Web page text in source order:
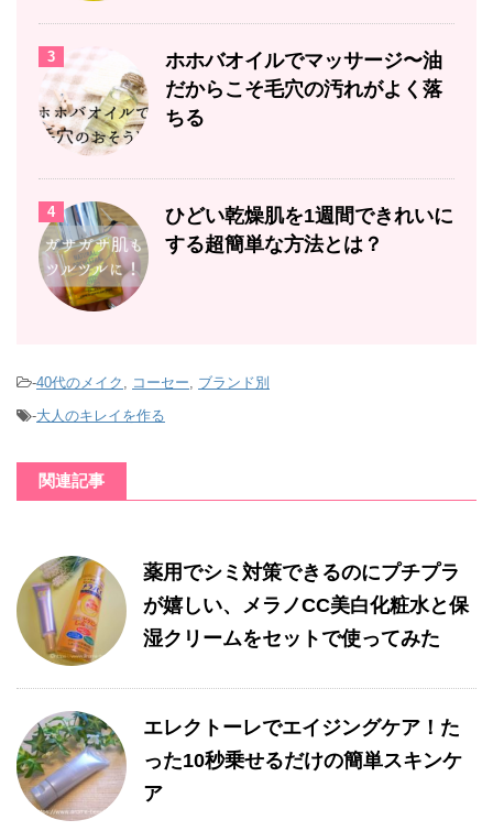
3
ホホバオイルでマッサージ〜油
だからこそ毛穴の汚れがよく落
ちる
4
ひどい乾燥肌を1週間できれいに
する超簡単な方法とは？
-40代のメイク , コーセー, ブランド別
-大人のキレイを作る
関連記事
薬用でシミ対策できるのにプチプラ
が嬉しい、メラノCC美白化粧水と保
湿クリームをセットで使ってみた
エレクトーレでエイジングケア！た
った10秒乗せるだけの簡単スキンケ
ア